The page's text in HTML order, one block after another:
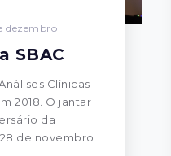
dezembro
SBAC
Clínicas -
2018. O jantar
da
de novembro